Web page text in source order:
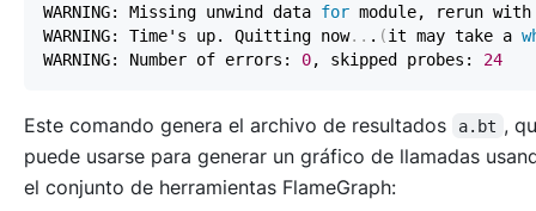
WARNING: Missing unwind data for module, rerun
WARNING: Time's up. Quitting now.. . (it may take a
WARNING: Number of errors: 0, skipped probes: 24
Este comando genera el archivo de resultados a.bt ,
puede usarse para generar un gráfico de llamadas
el conjunto de herramientas FlameGraph: